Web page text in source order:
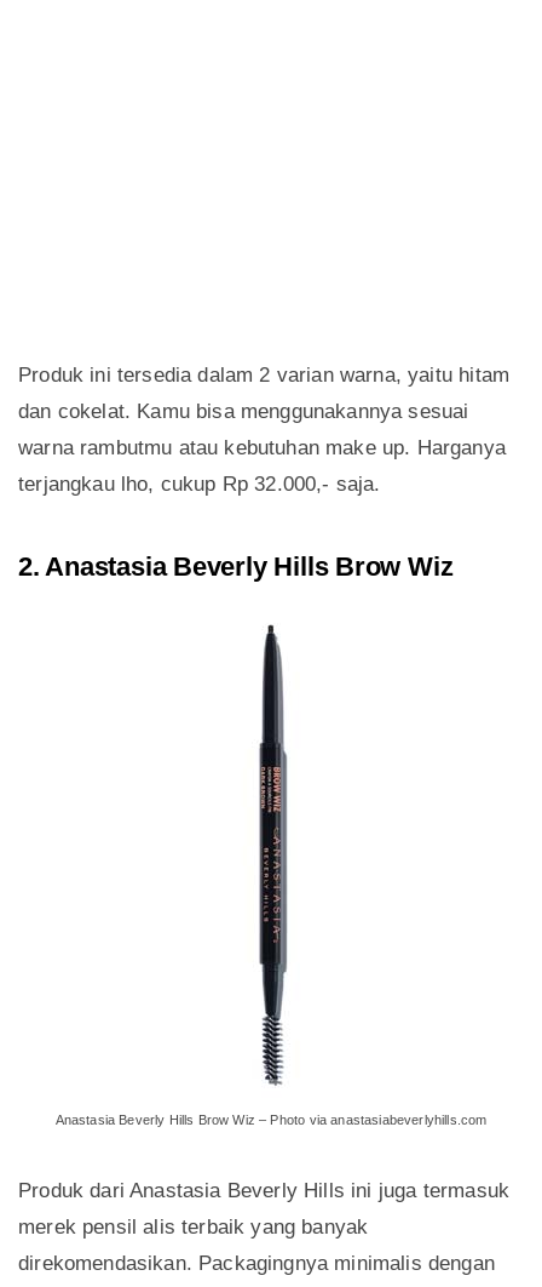
Produk ini tersedia dalam 2 varian warna, yaitu hitam
dan cokelat. Kamu bisa menggunakannya sesuai
warna rambutmu atau kebutuhan make up. Harganya
terjangkau lho, cukup Rp 32.000,- saja.
2. Anastasia Beverly Hills Brow Wiz
Anastasia Beverly Hills Brow Wiz – Photo via anastasiabeverlyhills.com
Produk dari Anastasia Beverly Hills ini juga termasuk
merek pensil alis terbaik yang banyak
direkomendasikan. Packagingnya minimalis dengan